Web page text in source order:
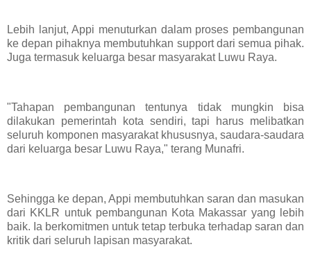
Lebih lanjut, Appi menuturkan dalam proses pembangunan
ke depan pihaknya membutuhkan support dari semua pihak.
Juga termasuk keluarga besar masyarakat Luwu Raya.
"Tahapan pembangunan tentunya tidak mungkin bisa
dilakukan pemerintah kota sendiri, tapi harus melibatkan
seluruh komponen masyarakat khususnya, saudara-saudara
dari keluarga besar Luwu Raya," terang Munafri.
Sehingga ke depan, Appi membutuhkan saran dan masukan
dari KKLR untuk pembangunan Kota Makassar yang lebih
baik. Ia berkomitmen untuk tetap terbuka terhadap saran dan
kritik dari seluruh lapisan masyarakat.